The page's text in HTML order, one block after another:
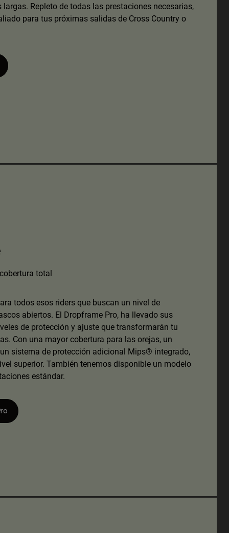
Repleto de todas las prestaciones necesarias,
para tus próximas salidas de Cross Country o
total
todos esos riders que buscan un nivel de
abiertos. El Dropframe Pro, ha llevado sus
de protección y ajuste que transformarán tu
Con una mayor cobertura para las orejas, un
sistema de protección adicional Mips® integrado,
superior. También tenemos disponible un modelo
estándar.